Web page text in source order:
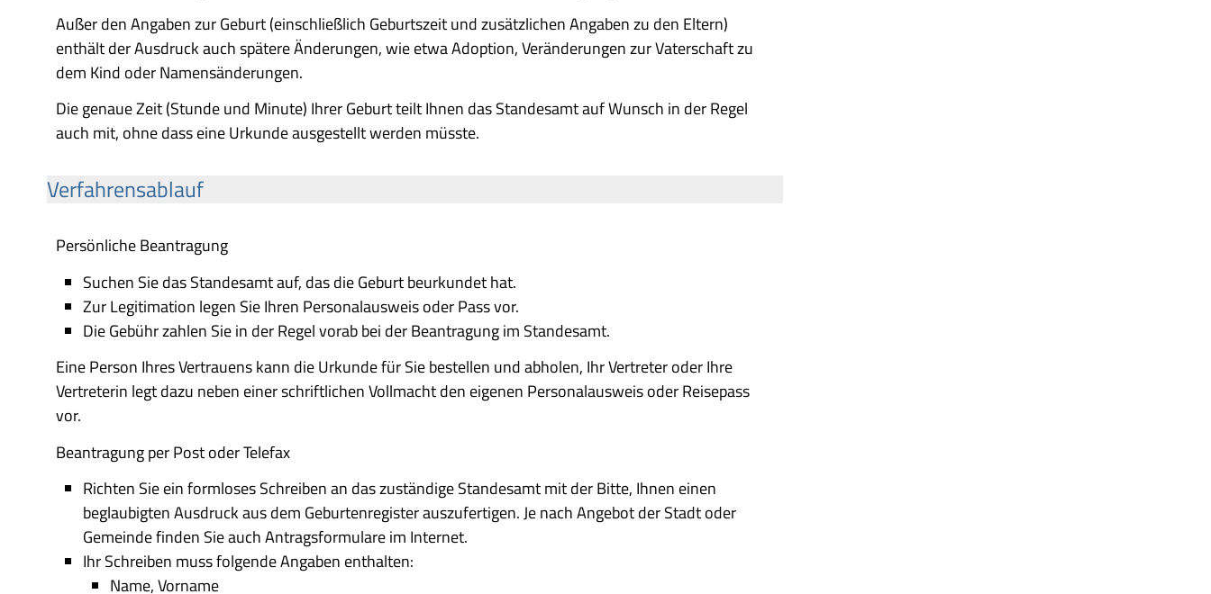
Außer den Angaben zur Geburt (einschließlich Geburtszeit und zusätzlichen Angaben zu den Eltern)
enthält der Ausdruck auch spätere Änderungen, wie etwa Adoption, Veränderungen zur Vaterschaft zu
dem Kind oder Namensänderungen.
Die genaue Zeit (Stunde und Minute) Ihrer Geburt teilt Ihnen das Standesamt auf Wunsch in der Regel
auch mit, ohne dass eine Urkunde ausgestellt werden müsste.
Verfahrensablauf
Persönliche Beantragung
Suchen Sie das Standesamt auf, das die Geburt beurkundet hat.
Zur Legitimation legen Sie Ihren Personalausweis oder Pass vor.
Die Gebühr zahlen Sie in der Regel vorab bei der Beantragung im Standesamt.
Eine Person Ihres Vertrauens kann die Urkunde für Sie bestellen und abholen, Ihr Vertreter oder Ihre
Vertreterin legt dazu neben einer schriftlichen Vollmacht den eigenen Personalausweis oder Reisepass
vor.
Beantragung per Post oder Telefax
Richten Sie ein formloses Schreiben an das zuständige Standesamt mit der Bitte, Ihnen einen
beglaubigten Ausdruck aus dem Geburtenregister auszufertigen. Je nach Angebot der Stadt oder
Gemeinde finden Sie auch Antragsformulare im Internet.
Ihr Schreiben muss folgende Angaben enthalten:
Name, Vorname